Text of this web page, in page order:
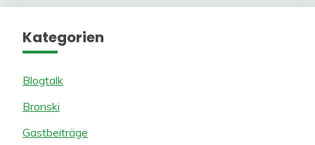
Kategorien
Blogtalk
Bronski
Gastbeiträge